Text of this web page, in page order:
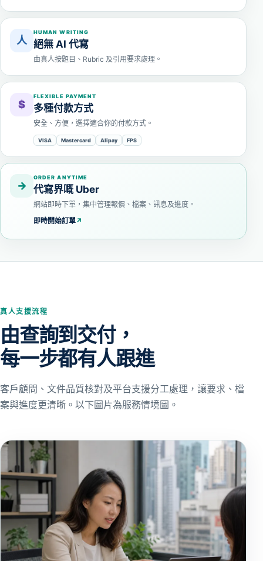
人
HUMAN WRITING
絕無 AI 代寫
由真人按題目、Rubric 及引用要求處理。
$
FLEXIBLE PAYMENT
多種付款方式
安全、方便，選擇適合你的付款方式。
VISA Mastercard Alipay FPS
→
ORDER ANYTIME
代寫界嘅 Uber
網站即時下單，集中管理報價、檔案、訊息及進度。
即時開始訂單↗
真人支援流程
由查詢到交付，
每一步都有人跟進
客戶顧問、文件品質核對及平台支援分工處理，讓要求、檔
案與進度更清晰。以下圖片為服務情境圖。